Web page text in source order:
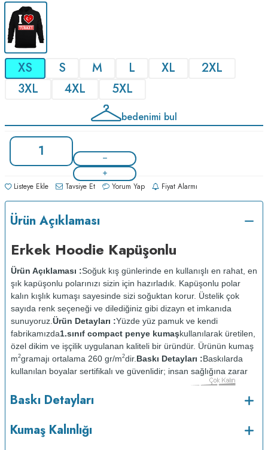
XS S M L XL
2XL
3XL
4XL 5XL
bedenimi bul
Listeye Ekle Tavsiye Et Yorum Yap Fiyat Alarmı
Ürün Açıklaması
Erkek Hoodie Kapüşonlu
Ürün Açıklaması :Soğuk kış günlerinde en kullanışlı en rahat, en
şık kapüşonlu polarınızı sizin için hazırladık. Kapüşonlu polar
kalın kışlık kumaşı sayesinde sizi soğuktan korur. Üstelik çok
sayıda renk seçeneği ve dilediğiniz gibi dizayn et imkanıda
sunuyoruz. Ürün Detayları :Yüzde yüz pamuk ve kendi
fabrikamızda1.sınıf compact penye kumaşkullanılarak üretilen,
özel dikim ve işçilik uygulanan kaliteli bir üründür. Ürünün kumaş
m2gramajı ortalama 260 gr/m2dir. Baskı Detayları :Baskılarda
kullanılan boyalar sertifikalı ve güvenlidir; insan sağlığına zarar
vermez.
Kumaş Kalınlığı :
Bakım : Kısa programda maksimum 30
kurutulmaz.Orta ısıda ve tersten ütülenir.
Baskı Detayları
Kumaş Kalınlığı